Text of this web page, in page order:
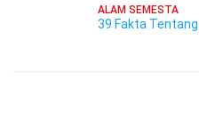
ALAM SEMESTA
39 Fakta